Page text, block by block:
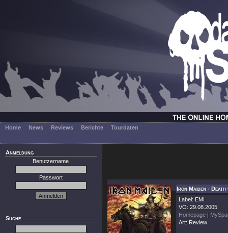
Home News Reviews Berichte Tourdaten
Anmeldung
Benutzername
Passwort
Suche
Iron Maiden - Death
Label: EMI
VÖ: 29.08.2005
Homepage |
Art: Review